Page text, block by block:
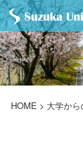
HOME > 大学か